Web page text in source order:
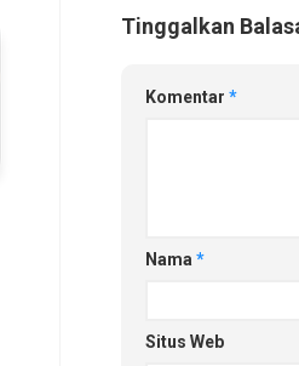
Tinggalkan
Komentar *
Nama *
Situs Web